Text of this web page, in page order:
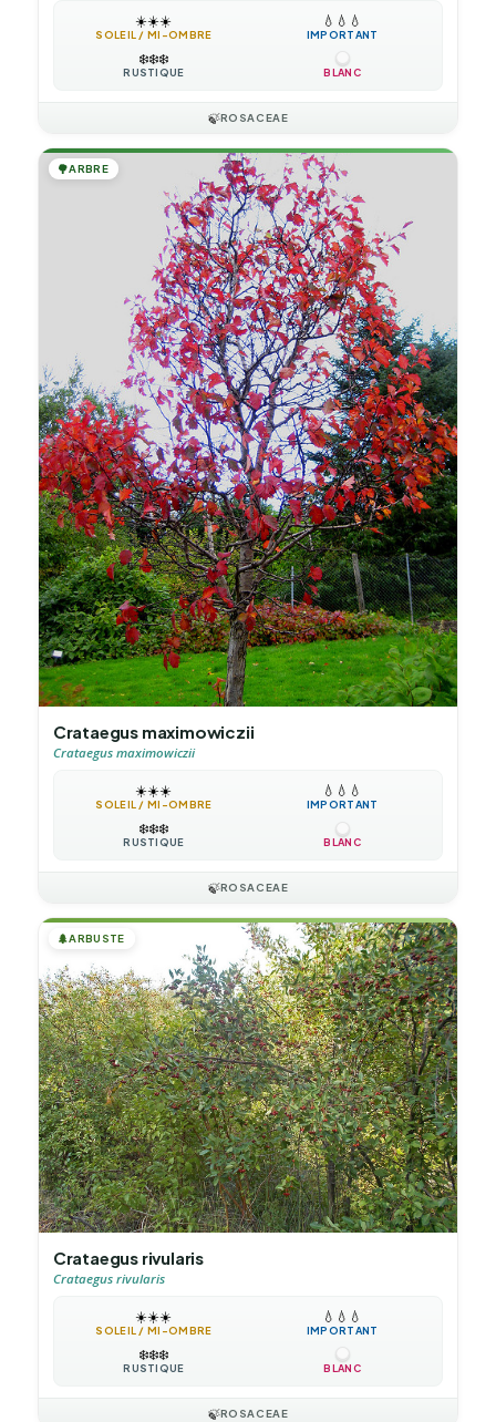
☀️☀️☀️
SOLEIL / MI-OMBRE
💧 💧 💧
IMPORTANT
❄️❄️❄️
RUSTIQUE BLANC
🍃ROSACEAE
🌳ARBRE
Crataegus maximowiczii
Crataegus maximowiczii
☀️☀️☀️
SOLEIL / MI-OMBRE
💧 💧 💧
IMPORTANT
❄️❄️❄️
RUSTIQUE BLANC
🍃ROSACEAE
🌲ARBUSTE
Crataegus rivularis
Crataegus rivularis
☀️☀️☀️
SOLEIL / MI-OMBRE
💧 💧 💧
IMPORTANT
❄️❄️❄️
RUSTIQUE BLANC
🍃ROSACEAE